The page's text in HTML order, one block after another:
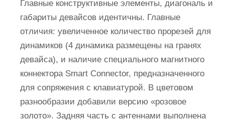
Главные конструктивные элементы, диагональ и
габариты девайсов идентичны. Главные
отличия: увеличенное количество прорезей для
динамиков (4 динамика размещены на гранях
девайса), и наличие специального магнитного
коннектора Smart Connector, предназначенного
для сопряжения с клавиатурой. В цветовом
разнообразии добавили версию «розовое
золото». Задняя часть с антеннами выполнена